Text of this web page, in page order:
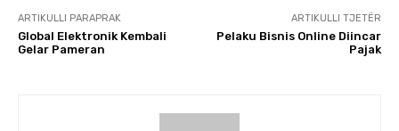
ARTIKULLI PARAPRAK
Global Elektronik Kembali
Gelar Pameran
ARTIKULLI TJETËR
Pelaku Bisnis Online Diincar
Pajak